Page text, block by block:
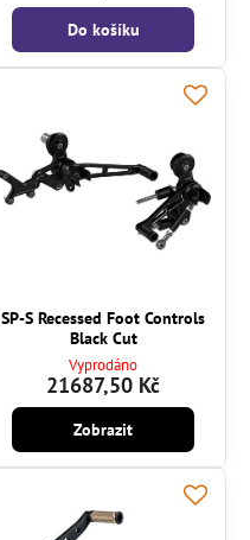
Do košíku
SP-S Recessed Foot Controls
Black Cut
Vyprodáno
21687,50 Kč
Zobrazit